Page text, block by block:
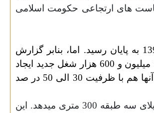
های ارتجاعی حکومت اسلامی
توجه کنید : محمود احمدی نژاد در سالی که گذشت قول داده بود که 1 میلیون و 600 هزار شغل جدید ایجاد خواهد کرد. سال 1390 به پایان رسید. اما، بنابر گزارش
در سال گذشته 1 میلیون و 600 هزار شغل جدید ایجاد
نشده است، بلکه در اثر سیاست های ارتجاعی و چپاولگرانه حکومت اسلامی ایران، 50% بنگاههای تولیدی ایران ورشکسته و بقیه آنها هم با ظرفیت 30 الی 50 در صد
سالی که گذشت احمدی نژاد بدون عرضه کردن برنامه و بودجه ای، وعده داده بود که به خانوارهای ایرانی هزار متر زمین و باغ و ویلای سه طبقه 300 متری میدهد. این